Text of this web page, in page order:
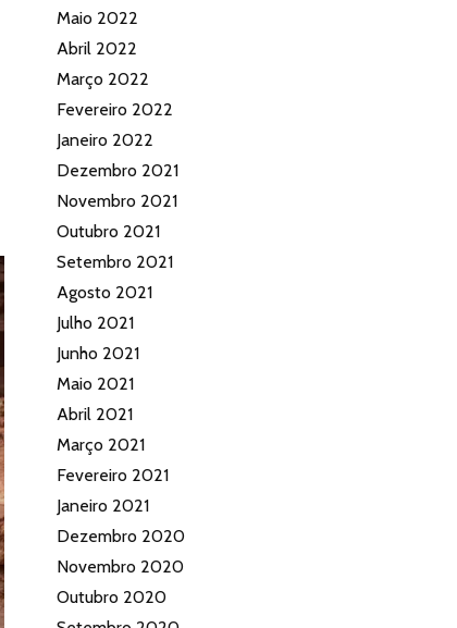
Maio 2022
Abril 2022
Março 2022
Fevereiro 2022
Janeiro 2022
Dezembro 2021
Novembro 2021
Outubro 2021
Setembro 2021
Agosto 2021
Julho 2021
Junho 2021
Maio 2021
Abril 2021
Março 2021
Fevereiro 2021
Janeiro 2021
Dezembro 2020
Novembro 2020
Outubro 2020